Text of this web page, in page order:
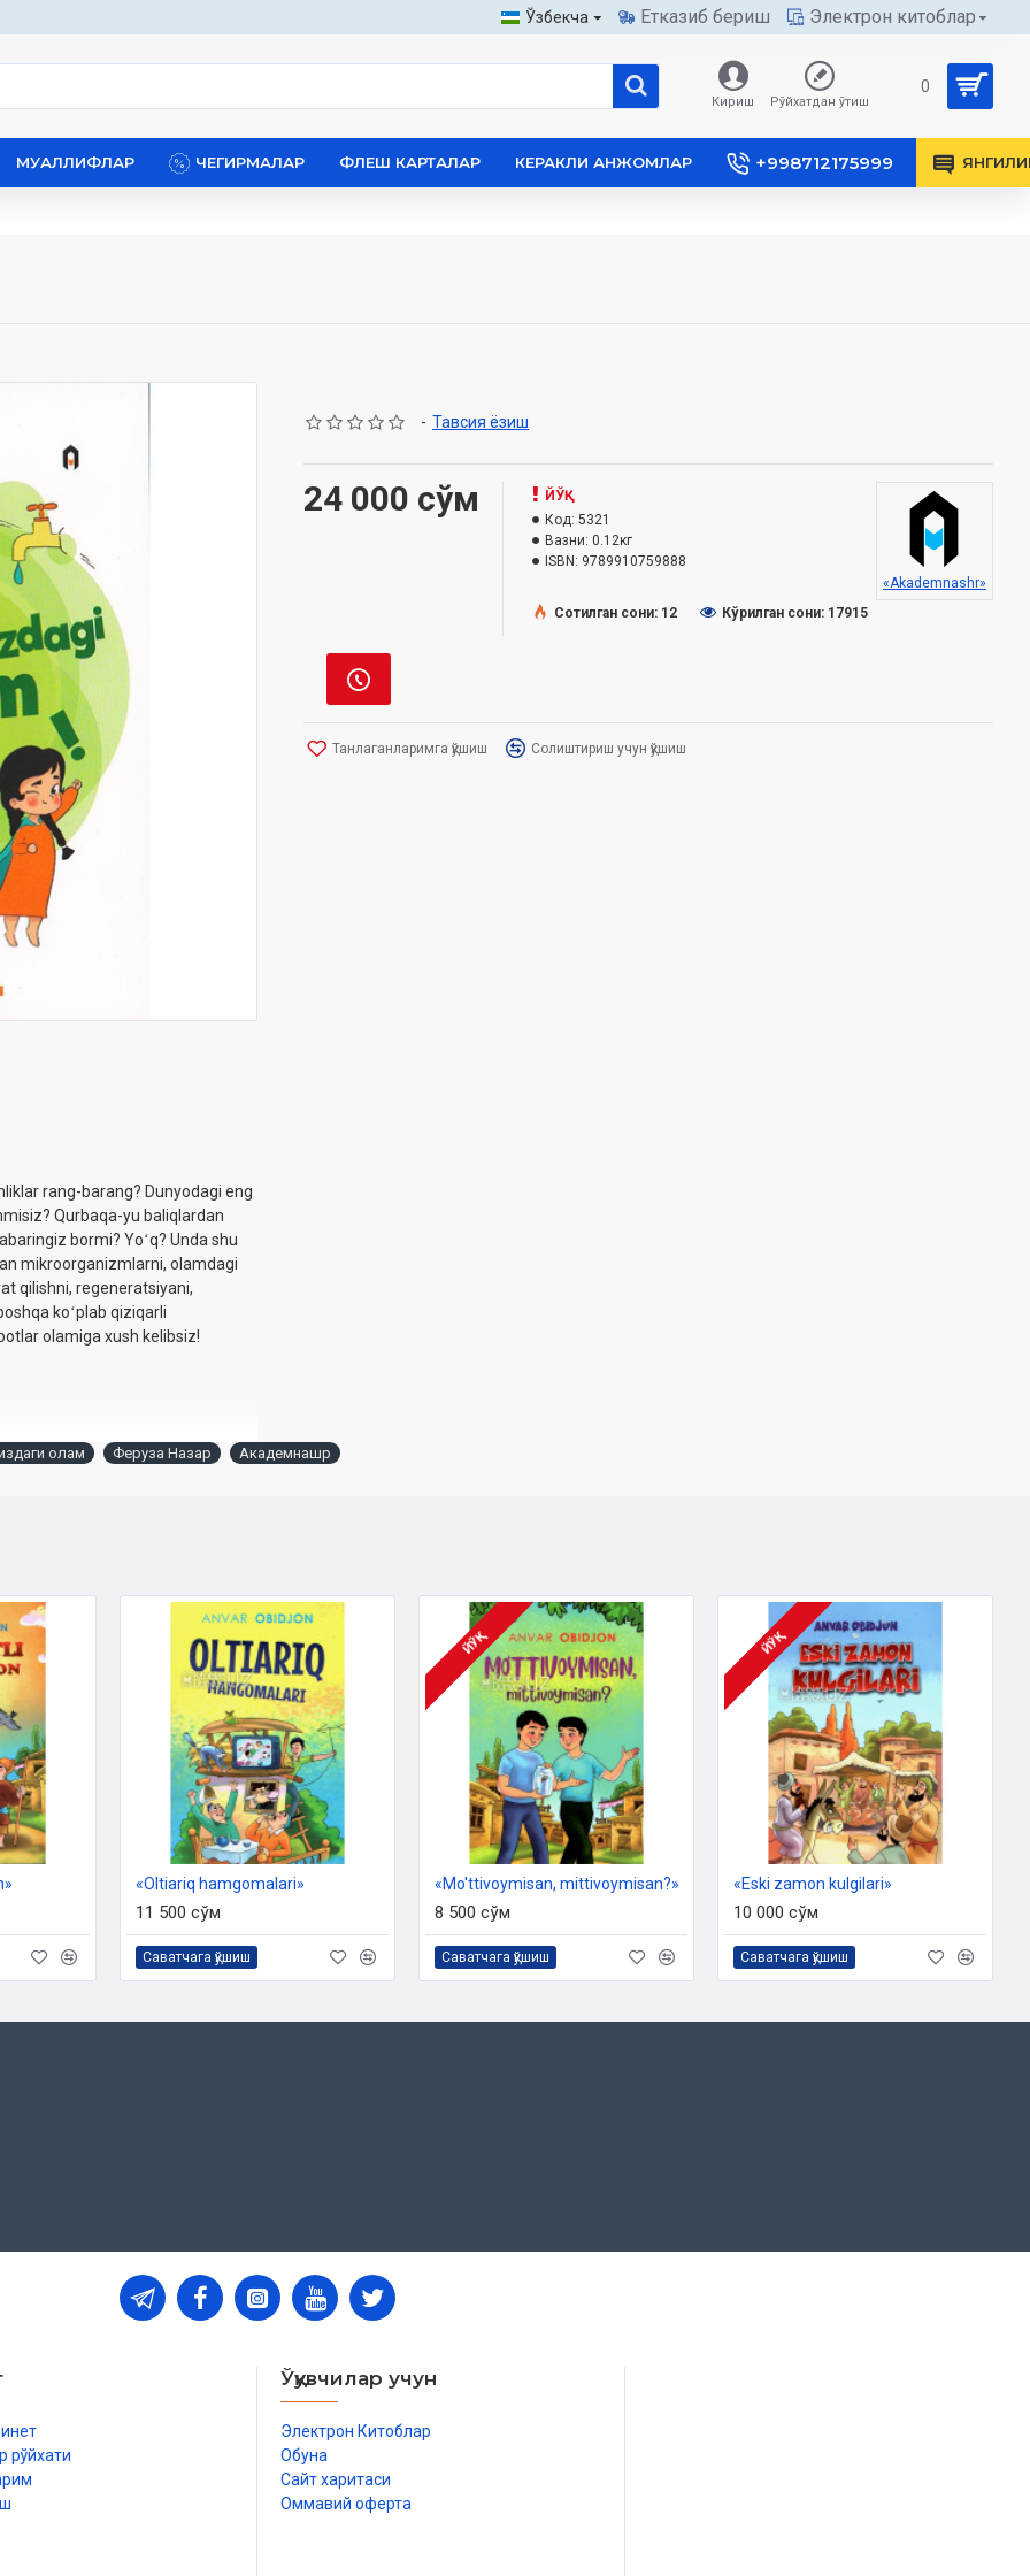
Ўзбекча Етказиб бериш Электрон китоблар
Кириш Рўйхатдан ўтиш
0
МУАЛЛИФЛАР ЧЕГИРМАЛАР ФЛЕШ КАРТАЛАР КЕРАКЛИ АНЖОМЛАР +998712175999
rang-barang? Dunyodagi eng
Qurbaqa-yu baliqlardan
bormi? Yoʻq? Unda shu
mikroorganizmlarni, olamdagi
qilishni, regeneratsiyani,
koʻplab qiziqarli
olamiga xush kelibsiz!
- Тавсия ёзиш
24 000 сўм
ЙЎҚ
Код: 5321
Вазни: 0.12кг
ISBN: 9789910759888
«Akademnashr»
Сотилган сони: 12
Кўрилган сони: 17915
Танлаганларимга қўшиш Солиштириш учун қўшиш
олам Феруза Назар Академнашр
«Oltiariq hamgomalari»
11 500 сўм
Саватчага қўшиш
ЙЎҚ
«Mo'ttivoymisan, mittivoymisan?»
8 500 сўм
Саватчага қўшиш
ЙЎҚ
«Eski zamon kulgilari»
10 000 сўм
Саватчага қўшиш
рўйхати
Ўқувчилар учун
Электрон Китоблар
Обуна
Сайт харитаси
Оммавий оферта